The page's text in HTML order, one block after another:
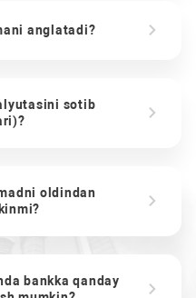
anglatadi?
sotib
oldindan
bankka qanday